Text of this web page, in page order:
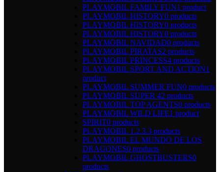
PLAYMOBIL FAMILY FUN1 product
PLAYMOBIL HISTORY0 products
PLAYMOBIL HISTORY0 products
PLAYMOBIL HISTORY0 products
PLAYMOBIL NAVIDAD0 products
PLAYMOBIL PIRATAS2 products
PLAYMOBIL PRINCESS4 products
PLAYMOBIL SPORT AND ACTION1
product
PLAYMOBIL SUMMER FUN0 products
PLAYMOBIL SUPER 42 products
PLAYMOBIL TOP AGENTS0 products
PLAYMOBIL WILD LIFE1 product
SPIRIT0 products
PLAYMOBIL 1.2.3.3 products
PLAYMOBIL EL MUNDO DE LOS
DRAGONES0 products
PLAYMOBIL GHOSTBUSTERS0
products